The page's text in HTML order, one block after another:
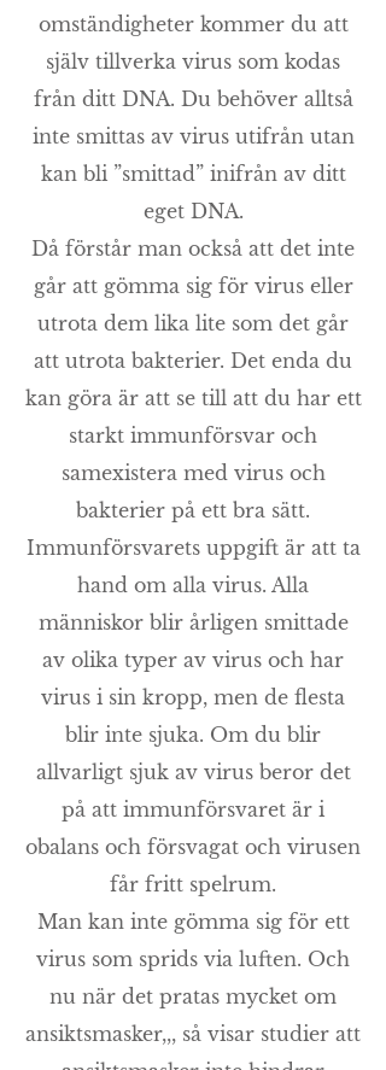
omständigheter kommer du att
själv tillverka virus som kodas
från ditt DNA. Du behöver alltså
inte smittas av virus utifrån utan
kan bli ”smittad” inifrån av ditt
eget DNA.
Då förstår man också att det inte
går att gömma sig för virus eller
utrota dem lika lite som det går
att utrota bakterier. Det enda du
kan göra är att se till att du har ett
starkt immunförsvar och
samexistera med virus och
bakterier på ett bra sätt.
Immunförsvarets uppgift är att ta
hand om alla virus. Alla
människor blir årligen smittade
av olika typer av virus och har
virus i sin kropp, men de flesta
blir inte sjuka. Om du blir
allvarligt sjuk av virus beror det
på att immunförsvaret är i
obalans och försvagat och virusen
får fritt spelrum.
Man kan inte gömma sig för ett
virus som sprids via luften. Och
nu när det pratas mycket om
ansiktsmasker,,, så visar studier att